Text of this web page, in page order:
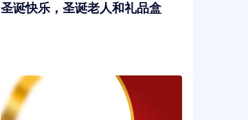
圣诞快乐，圣诞老人和礼品盒